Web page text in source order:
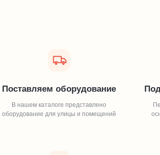
Поставляем оборудование
В нашем каталоге представлено
оборудование для улицы и помещений